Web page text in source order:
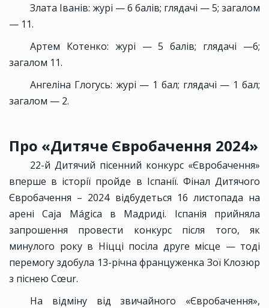
Злата Іванів: журі — 6 балів; глядачі — 5; загалом
— 11.
Артем Котенко: журі — 5 балів; глядачі —6;
загалом 11.
Ангеліна Глогусь: журі — 1 бал; глядачі — 1 бал;
загалом — 2.
Про «Дитяче Євробачення 2024»
22-й Дитячий пісенний конкурс «Євробачення»
вперше в історії пройде в Іспанії. Фінал Дитячого
Євробачення – 2024 відбудеться 16 листопада на
арені Caja Mágica в Мадриді. Іспанія прийняла
запрошення провести конкурс після того, як
минулого року в Ніцці посіла друге місце — тоді
перемогу здобула 13-річна француженка Зої Клозюр
з піснею Cœur.
На відміну від звичайного «Євробачення»,